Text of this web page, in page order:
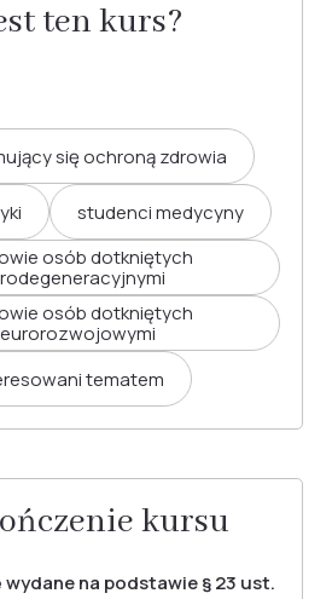
ten kurs?
się ochroną zdrowia
studenci medycyny
osób dotkniętych
osób dotkniętych
tematem
kursu
wydane na podstawie § 23 ust.